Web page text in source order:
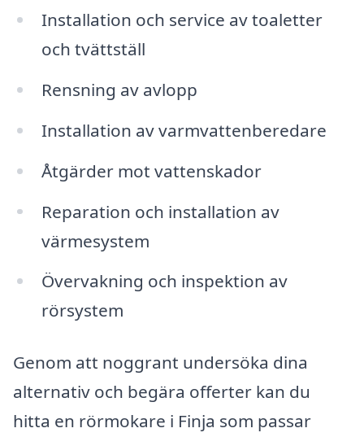
Installation och service av toaletter
och tvättställ
Rensning av avlopp
Installation av varmvattenberedare
Åtgärder mot vattenskador
Reparation och installation av
värmesystem
Övervakning och inspektion av
rörsystem
Genom att noggrant undersöka dina
alternativ och begära offerter kan du
hitta en rörmokare i Finja som passar